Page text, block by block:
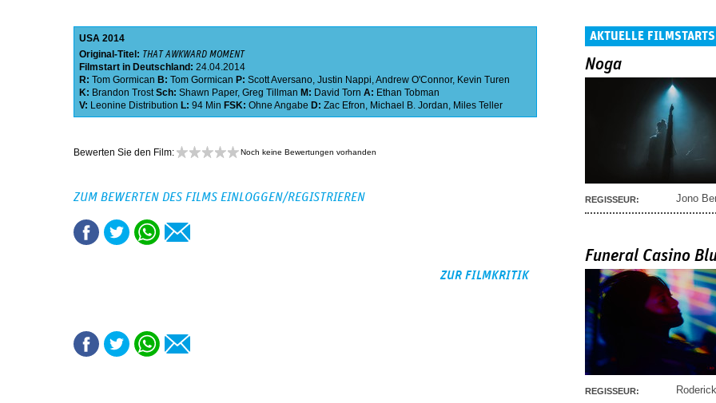
USA 2014
Original-Titel: THAT AWKWARD MOMENT
Filmstart in Deutschland: 24.04.2014
R: Tom Gormican B: Tom Gormican P: Scott Aversano, Justin Nappi,Andrew O'Connor, Kevin Turen
K: Brandon Trost Sch: Shawn Paper, Greg Tillman M: David Torn A: Ethan Tobman
V: Leonine Distribution L: 94 Min FSK: Ohne Angabe D: Zac Efron, Michael B. Jordan, Miles Teller
Bewerten Sie den Film: Noch keine Bewertungen vorhanden
ZUM BEWERTEN DES FILMS EINLOGGEN/REGISTRIEREN
ZUR FILMKRITIK
AKTUELLE FILMSTARTS
Noga
REGISSEUR: Jono
Funeral Casino
REGISSEUR: